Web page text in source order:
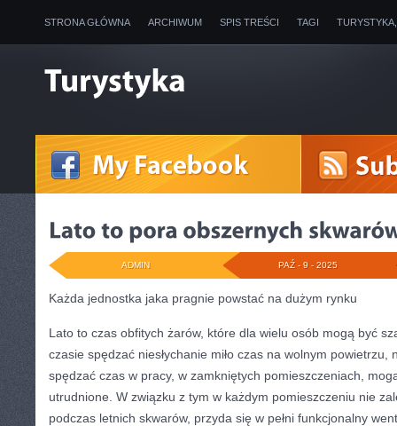
STRONA GŁÓWNA ARCHIWUM SPIS TREŚCI TAGI
PAŹ - 9 - 2025
ADMIN
Każda jednostka jaka pragnie powstać na dużym rynku
Lato to czas obfitych żarów, które dla wielu osób mogą być
czasie spędzać niesłychanie miło czas na wolnym powietrzu,
spędzać czas w pracy, w zamkniętych pomieszczeniach,
utrudnione. W związku z tym w każdym pomieszczeniu nie
podczas letnich skwarów, przyda się w pełni funkcjonalny